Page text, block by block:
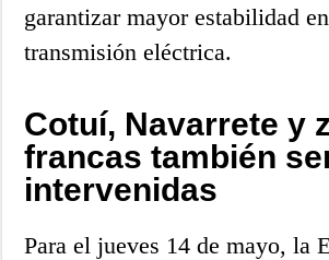
garantizar mayor estabilidad
transmisión eléctrica.
Cotuí, Navarrete y
francas también
intervenidas
Para el jueves 14 de mayo, la